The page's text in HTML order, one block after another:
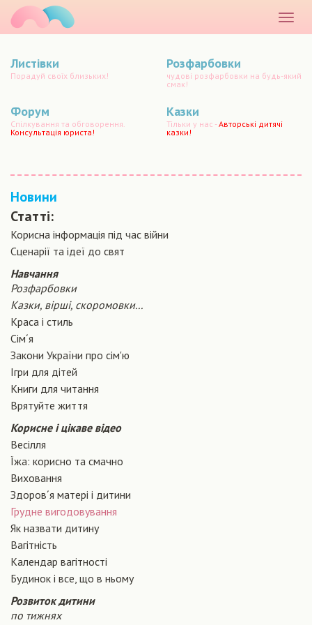
меню
Листівки
Порадуй своїх близьких!
Розфарбовки
чудові розфарбовки на будь-який
смак!
Форум
Спілкування та обговорення.
Консультація юриста!
Казки
Тільки у нас -Авторські дитячі
казки!
Новини
Статті:
Корисна інформація під час війни
Сценарiї та iдеї до свят
Навчання
Розфарбовки
Казки, вірші, скоромовки...
Краса і стиль
Сiм´я
Закони України про сiм'ю
Ігри для дітей
Книги для читання
Врятуйте життя
Корисне і цікаве відео
Весілля
Їжа: корисно та смачно
Виховання
Здоров´я матері і дитини
Грудне вигодовування
Як назвати дитину
Вагiтнiсть
Календар вагітності
Будинок і все, що в ньому
Розвиток дитини
по тижнях